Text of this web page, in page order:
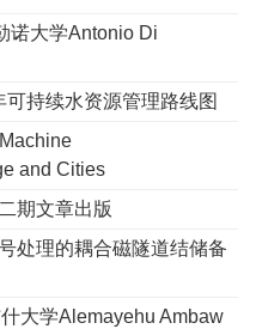
诺大学Antonio Di
持续水资源管理路线图
and Cities
期文章出版
处理的耦合磁隧道结储备
大学Alemayehu Ambaw